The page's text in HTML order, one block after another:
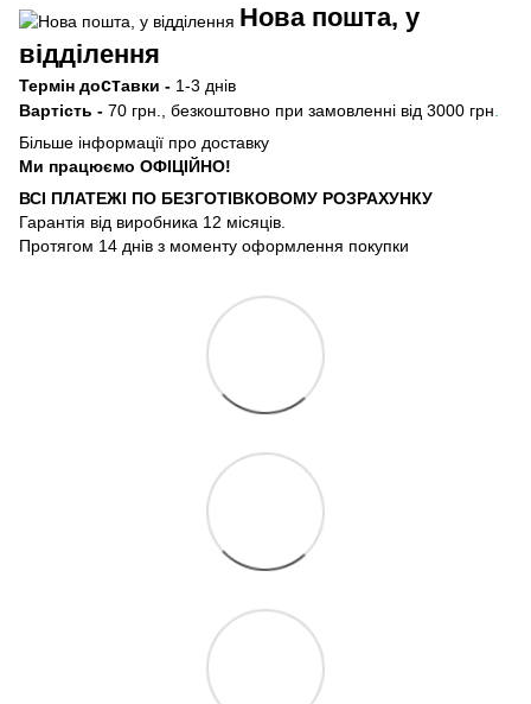
Нова пошта, у
відділення
Термін доставки - 1-3 днів
Вартість - 70 грн., безкоштовно при замовленні від 3000 грн
Більше інформації про доставку
Ми працюємо ОФIЦIЙНО!
ВСІ ПЛАТЕЖІ ПО БЕЗГОТIВКОВОМУ РОЗРАХУНКУ
Гарантія від виробника 12 місяців.
Протягом 14 днів з моменту оформлення покупки